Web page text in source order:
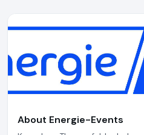
About Energie-Events